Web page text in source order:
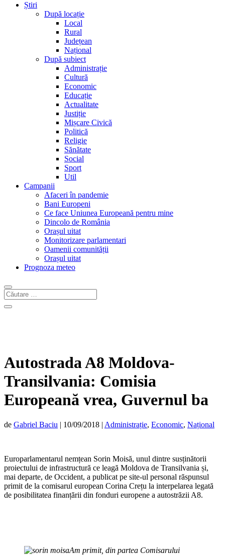
Știri
După locație
Local
Rural
Județean
Național
După subiect
Administrație
Cultură
Economic
Educație
Actualitate
Justiție
Mișcare Civică
Politică
Religie
Sănătate
Social
Sport
Util
Campanii
Afaceri în pandemie
Bani Europeni
Ce face Uniunea Europeană pentru mine
Dincolo de România
Orașul uitat
Monitorizare parlamentari
Oamenii comunității
Orașul uitat
Prognoza meteo
Autostrada A8 Moldova-
Transilvania: Comisia
Europeană vrea, Guvernul ba
de Gabriel Baciu | 10/09/2018 | Administrație, Economic, Național
Europarlamentarul nemțean Sorin Moisă, unul dintre susținătorii
proiectului de infrastructură ce leagă Moldova de Transilvania și,
mai departe, de Occident, a publicat pe site-ul personal răspunsul
primit de la comisarul european Corina Crețu la interpelarea legată
de posibilitatea finanțării din fonduri europene a autostrăzii A8.
Am primit, din partea Comisarului